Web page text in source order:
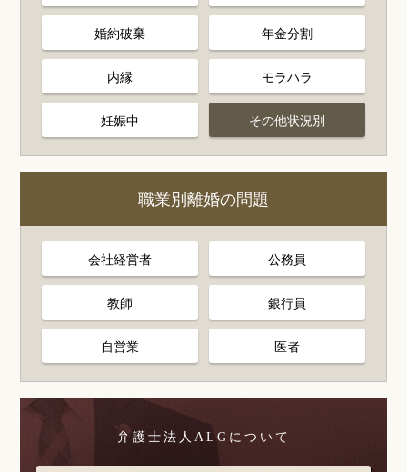
婚約破棄 年金分割
内縁 モラハラ
妊娠中 その他状況別
職業別離婚の問題
会社経営者 公務員
教師 銀行員
自営業 医者
弁護士法人ALGについて